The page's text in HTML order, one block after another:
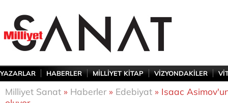
YAZARLAR HABERLER MİLLİYET KİTAP VİZYONDAKİLER
Milliyet Sanat » Haberler» Edebiyat » Isaac